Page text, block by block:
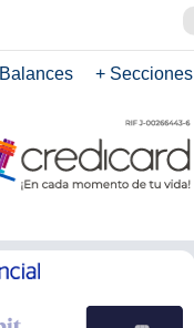
Balances + Secciones